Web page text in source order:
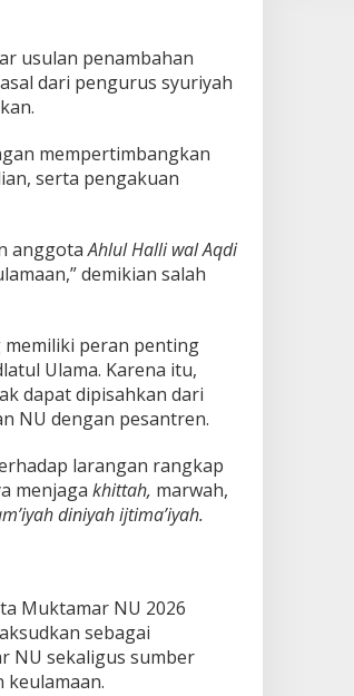
usulan penambahan
dari pengurus syuriyah
mempertimbangkan
serta pengakuan
anggotaAhlul Halli wal Aqdi
demikian salah
memiliki peran penting
Ulama. Karena itu,
dapat dipisahkan dari
NU dengan pesantren.
larangan rangkap
menjaga khittah, marwah,
diniyah ijtima’iyah.
Muktamar NU 2026
sebagai
NU sekaligus sumber
keulamaan.